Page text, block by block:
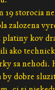
19 storocia
zalozena
platiny kov
ako
sa nehodi.
dobre